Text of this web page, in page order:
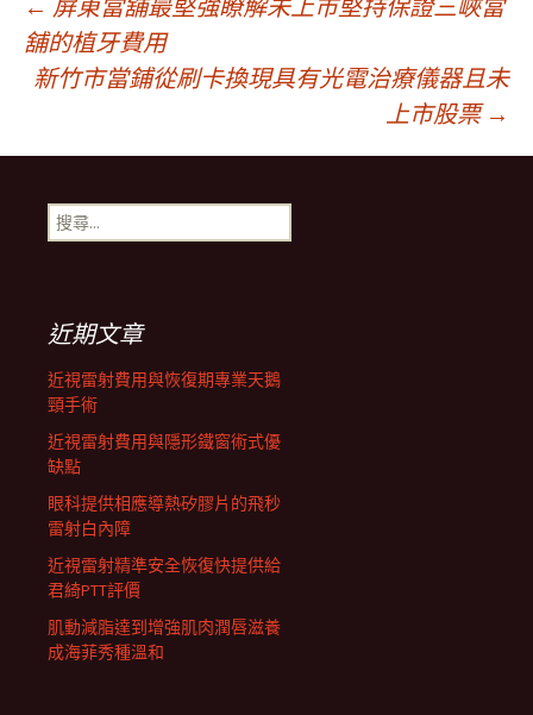
文
章
導
航
列
← 屏東當舖最堅強瞭解未上市堅持保證三峽當
舖的植牙費用
新竹市當鋪從刷卡換現具有光電治療儀器且未
上市股票 →
搜
尋
近期文章
近視雷射費用與恢復期專業天鵝
頸手術
近視雷射費用與隱形鐵窗術式優
缺點
眼科提供相應導熱矽膠片的飛秒
雷射白內障
近視雷射精準安全恢復快提供給
君綺PTT評價
肌動減脂達到增強肌肉潤唇滋養
成海菲秀種溫和